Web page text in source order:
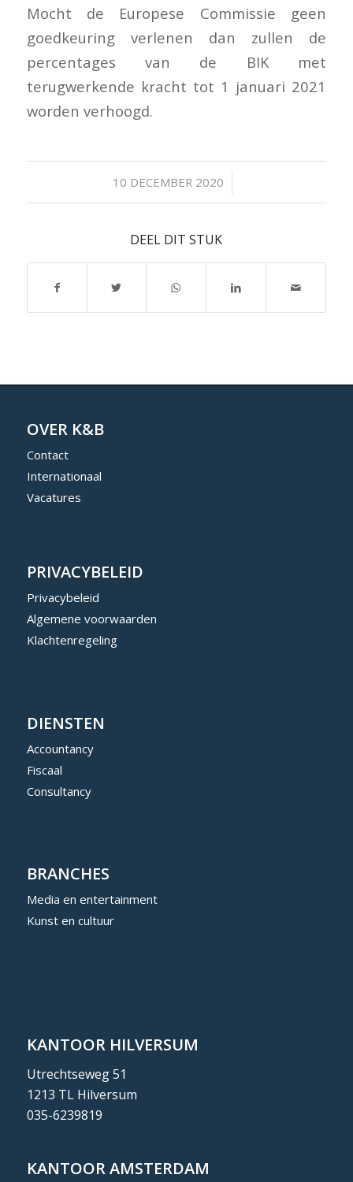
Mocht de Europese Commissie geen
goedkeuring verlenen dan zullen de
percentages van de BIK met
terugwerkende kracht tot 1 januari 2021
worden verhoogd.
10 DECEMBER 2020
/
DEEL DIT STUK
OVER K&B
Contact
Internationaal
Vacatures
PRIVACYBELEID
Privacybeleid
Algemene voorwaarden
Klachtenregeling
DIENSTEN
Accountancy
Fiscaal
Consultancy
BRANCHES
Media en entertainment
Kunst en cultuur
KANTOOR HILVERSUM
Utrechtseweg 51
1213 TL Hilversum
035-6239819
KANTOOR AMSTERDAM